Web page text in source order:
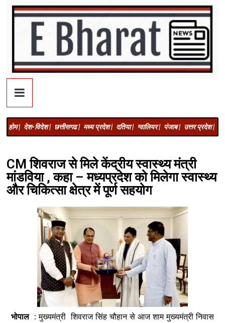
होम | देश-विदेश | छत्तीसगढ | मध्य प्रदेश | दतिया | ग्वालियर | पंजाब | उत्तर प्रदेश |
CM शिवराज से मिले केंद्रीय स्वास्थ्य मंत्री
मांडविया , कहा – मध्यप्रदेश को मिलेगा स्वास्थ्य
और चिकित्सा क्षेत्र में पूर्ण सहयोग
भोपाल : मुख्यमंत्री शिवराज सिंह चौहान से आज शाम मुख्यमंत्री निवास